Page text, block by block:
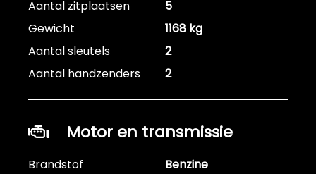
Aantal zitplaatsen
5
Gewicht
1168 kg
Aantal sleutels
2
Aantal handzenders
2
Motor en transmissie
Brandstof
Benzine